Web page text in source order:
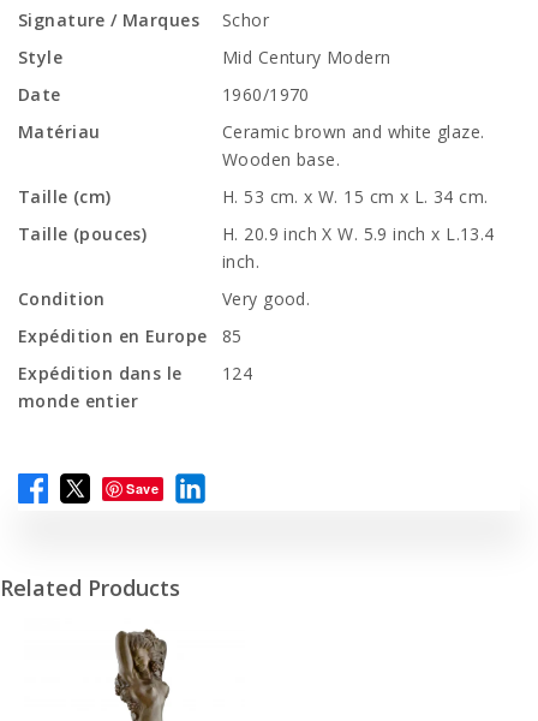
Signature / Marques
Schor
Style
Mid Century Modern
Date
1960/1970
Matériau
Ceramic brown and white glaze.
Wooden base.
Taille (cm)
H. 53 cm. x W. 15 cm x L. 34 cm.
Taille (pouces)
H. 20.9 inch X W. 5.9 inch x L.13.4
inch.
Condition
Very good.
Expédition en Europe
85
Expédition dans le
monde entier
124
Save
Related Products